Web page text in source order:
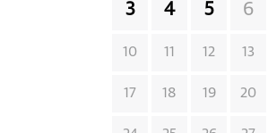
3 4 5 6
10 11 12 13
17 18 19 20